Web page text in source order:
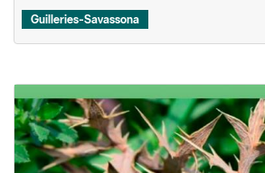
Guilleries-Savassona